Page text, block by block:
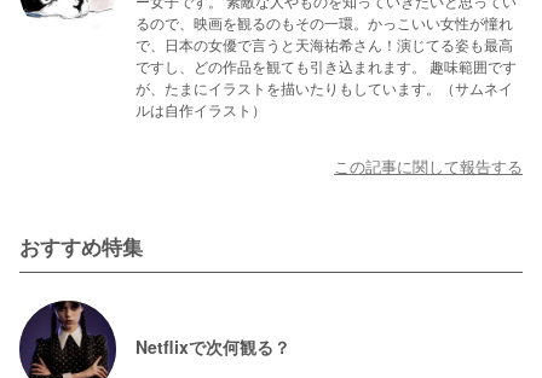
るので、映画を観るのもその一環。かっこいい女性が憧れ
で、日本の女優で言うと天海祐希さん！演じてる姿も最高
ですし、どの作品を観ても引き込まれます。 趣味範囲です
が、たまにイラストを描いたりもしています。（サムネイ
ルは自作イラスト）
この記事に関して報告する
おすすめ特集
Netflixで次何観る？